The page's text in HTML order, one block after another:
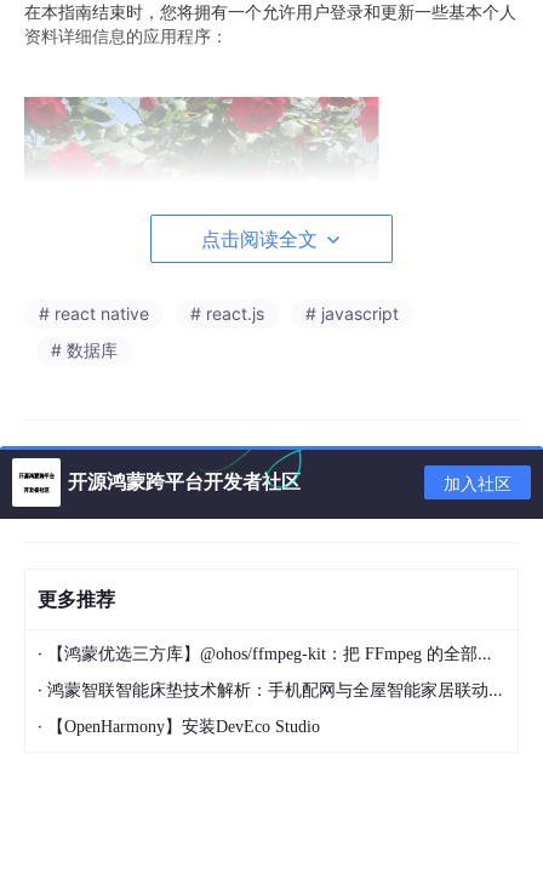
在本指南结束时，您将拥有一个允许用户登录和更新一些基本个人
资料详细信息的应用程序：
点击阅读全文
# react native # react.js
# javascript
# 数据库
开源鸿蒙跨平台开发者社区 加入社区
更多推荐
· 【鸿蒙优选三方库】@ohos/ffmpeg-kit：把 FFmpeg 的全部能量带进 HarmonyOS
· 鸿蒙智联智能床垫技术解析：手机配网与全屋智能家居联动实现方案
· 【OpenHarmony】安装DevEco Studio